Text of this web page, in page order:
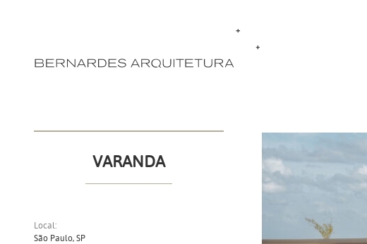
VARANDA
Local:
São Paulo, SP